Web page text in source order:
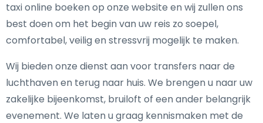
taxi online boeken op onze website en wij zullen ons
best doen om het begin van uw reis zo soepel,
comfortabel, veilig en stressvrij mogelijk te maken.
Wij bieden onze dienst aan voor transfers naar de
luchthaven en terug naar huis. We brengen u naar uw
zakelijke bijeenkomst, bruiloft of een ander belangrijk
evenement. We laten u graag kennismaken met de